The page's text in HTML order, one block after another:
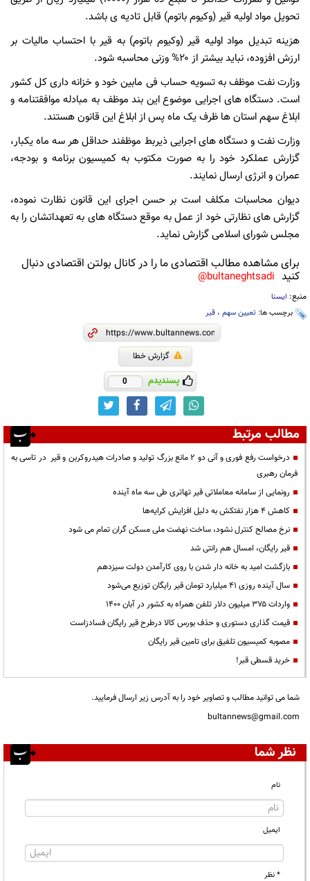
تحویل مواد اولیه قیر (وکیوم باتوم) قابل تادیه ی باشد.
هزینه تبدیل مواد اولیه قیر (وکیوم باتوم) به قیر با احتساب مالیات بر
ارزش افزوده، نباید بیشتر از ۲۰% وزنی محاسبه شود.
وزارت نفت موظف به تسویه حساب فی مابین خود و خزانه داری کل کشور
است. دستگاه های اجرایی موضوع این بند موظف به مبادله موافقتنامه و
ابلاغ سهم استان ها ظرف یک ماه پس از ابلاغ این قانون هستند.
وزارت نفت و دستگاه های اجرایی ذیربط موظفند حداقل هر سه ماه یکبار،
گزارش عملکرد خود را به صورت مکتوب به کمیسیون برنامه و بودجه،
عمران و انرژی ارسال نمایند.
دیوان محاسبات مکلف است بر حسن اجرای این قانون نظارت نموده،
گزارش های نظارتی خود از عمل به موقع دستگاه های به تعهداتشان را به
مجلس شورای اسلامی گزارش نماید.
برای مشاهده مطالب اقتصادی ما را در کانال بولتن اقتصادی دنبال
کنید bultaneghtsadi@
منبع: ایسنا
برچسب ها: تعیین سهم ، قیر
گزارش خطا
پسندیدم 0
مطالب مرتبط
درخواست رفع فوری و آنی دو ۲ مانع بزرگ تولید و صادرات هیدروکربن و قیر در تاسی به
فرمان رهبری
رونمایی از سامانه معاملاتی قیر تهاتری طی سه ماه آینده
کاهش ۴ هزار نفتکش به دلیل افزایش کرایه‌ها
نرخ مصالح کنترل نشود، ساخت نهضت ملی مسکن گران تمام می شود
قیر رایگان، امسال هم رانتی شد
بازگشت امید به خانه دار شدن با روی کارآمدن دولت سیزدهم
سال آینده روزی ۴۱ میلیارد تومان قیر رایگان توزیع می‌شود
واردات ۳۷۵ میلیون دلار تلفن همراه به کشور در آبان ۱۴۰۰
قیمت گذاری دستوری و حذف بورس کالا درطرح قیر رایگان فسادزاست
مصوبه کمیسیون تلفیق برای تامین قیر رایگان
خرید قسطی قبر!
شما می توانید مطالب و تصاویر خود را به آدرس زیر ارسال فرمایید.
bultannews@gmail.com
نظر شما
نام
ایمیل
* نظر